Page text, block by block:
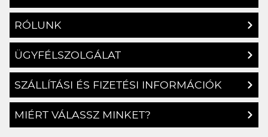
RÓLUNK
ÜGYFÉLSZOLGÁLAT
SZÁLLÍTÁSI ÉS FIZETÉSI INFORMÁCIÓK
MIÉRT VÁLASSZ MINKET?